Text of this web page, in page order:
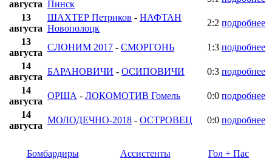
августа Пинск
13
августа
ШАХТЕР Петриков - НАФТАН
Новополоцк
2:2 подробнее
13
августа
СЛОНИМ 2017 - СМОРГОНЬ 1:3 подробнее
14
августа
БАРАНОВИЧИ - ОСИПОВИЧИ 0:3 подробнее
14
августа
ОРША - ЛОКОМОТИВ Гомель 0:0 подробнее
14
августа
МОЛОДЕЧНО-2018 - ОСТРОВЕЦ 0:0 подробнее
Бомбардиры Ассистенты Гол + Пас